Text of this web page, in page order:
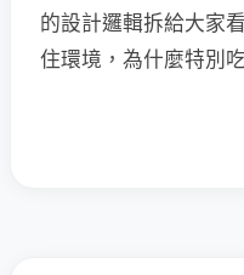
的設計邏輯拆給大家
住環境，為什麼特別